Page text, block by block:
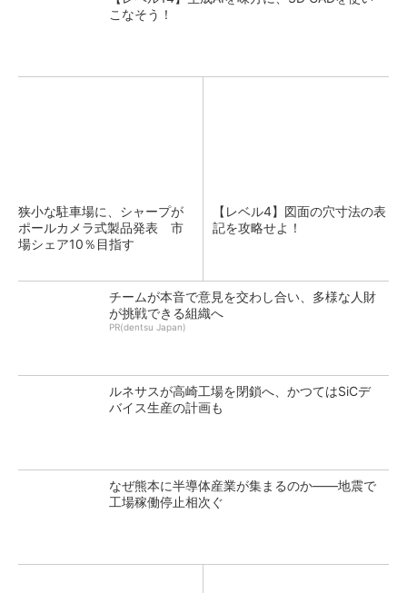
こなそう！
狭小な駐車場に、シャープが
ポールカメラ式製品発表 市
場シェア10％目指す
【レベル4】図面の穴寸法の表
記を攻略せよ！
チームが本音で意見を交わし合い、多様な人財
が挑戦できる組織へ
PR(dentsu Japan)
ルネサスが高崎工場を閉鎖へ、かつてはSiCデ
バイス生産の計画も
なぜ熊本に半導体産業が集まるのか――地震で
工場稼働停止相次ぐ